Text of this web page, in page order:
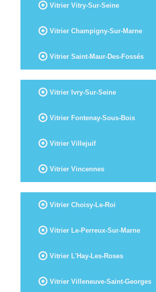
Vitrier Vitry-Sur-Seine
Vitrier Champigny-Sur-Marne
Vitrier Saint-Maur-Des-Fossés
Vitrier Ivry-Sur-Seine
Vitrier Fontenay-Sous-Bois
Vitrier Villejuif
Vitrier Vincennes
Vitrier Choisy-Le-Roi
Vitrier Le-Perreux-Sur-Marne
Vitrier L'Hay-Les-Roses
Vitrier Villeneuve-Saint-Georges